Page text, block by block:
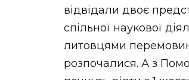
відвідали двоє
спільної наукової
литовцями
розпочалися. А з